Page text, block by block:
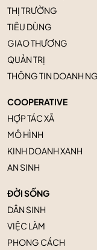
THỊ TRƯỜNG
TIÊU DÙNG
GIAO THƯƠNG
QUẢN TRỊ
THÔNG TIN DOANH
COOPERATIVE
HỢP TÁC XÃ
MÔ HÌNH
KINH DOANH XANH
AN SINH
ĐỜI SỐNG
DÂN SINH
VIỆC LÀM
PHONG CÁCH